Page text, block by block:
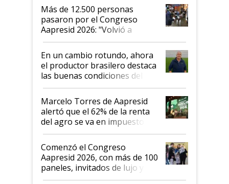
Más de 12.500 personas
pasaron por el Congreso
Aapresid 2026: "Volvió a
demostrar que hablar del
suelo es hablar de todo el
sistema productivo"
En un cambio rotundo, ahora
el productor brasilero destaca
las buenas condiciones del
agro argentino para invertir:
"Los veo más motivados"
Marcelo Torres de Aapresid
alertó que el 62% de la renta
del agro se va en impuestos:
"No es bueno que en
Argentina se sigan discutiendo
las mismas cosas de hace 50
años"
Comenzó el Congreso
Aapresid 2026, con más de 100
paneles, invitados de lujo y
todas las tendencias